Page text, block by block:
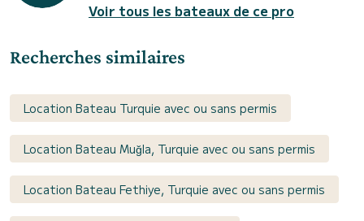
Voir tous les bateaux de ce pro
Recherches similaires
Location Bateau Turquie avec ou sans permis
Location Bateau Muğla, Turquie avec ou sans permis
Location Bateau Fethiye, Turquie avec ou sans permis